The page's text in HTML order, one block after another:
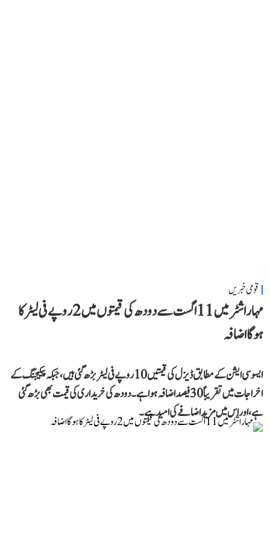
قومی خبریں
مہاراشٹر میں 11 اگست سے دودھ کی قیمتوں میں 2 روپے فی لیٹر کا
ہوگا اضافہ
ایسوسی ایشن کے مطابق ڈیزل کی قیمتیں 10 روپے فی لیٹر بڑھ گئی ہیں، جبکہ پیکیجنگ کے
اخراجات میں تقریباً 30 فیصد اضافہ ہوا ہے۔ دودھ کی خریداری کی قیمت بھی بڑھ گئی
ہے، اور اس میں مزید اضافے کی امید ہے۔